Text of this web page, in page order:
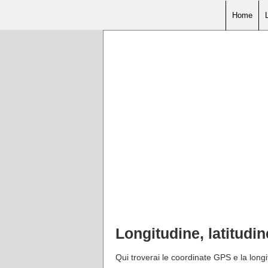
Home
Longitudine,
Qui troverai le coordinate GPS e la